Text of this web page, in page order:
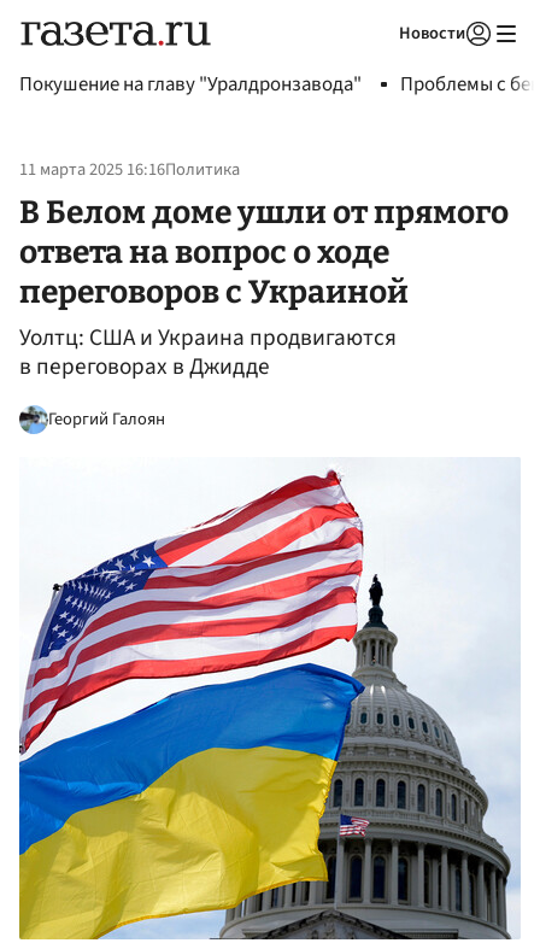
Новости
Покушение на главу "Уралдронзавода" Проблемы с
11 марта 2025 16:16Политика
В Белом доме ушли от прямого
ответа на вопрос о ходе
переговоров с Украиной
Уолтц: США и Украина продвигаются
в переговорах в Джидде
Георгий Галоян